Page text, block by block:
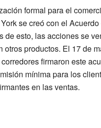
formal para el
se creó con el
de esto, las acciones se
otros productos. El 17 de
firmaron este
mínima para los
en las ventas.